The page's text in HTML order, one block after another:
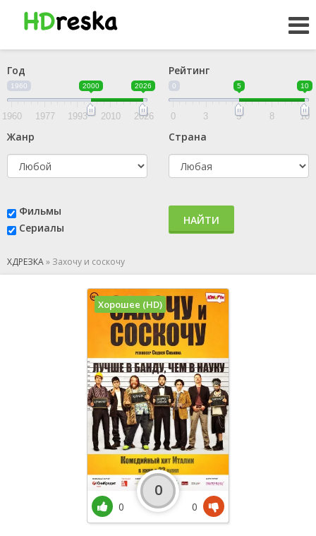
Год
1960 2000 2026
1960 1977 1993 2010 2026
Рейтинг
0 5 10
0 3 5 8 10
Жанр Страна
Фильмы
Сериалы
НАЙТИ
ХДРЕЗКА» Захочу и соскочу
Хорошее (HD)
0
0
0